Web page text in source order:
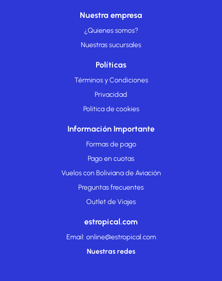
Nuestra empresa
¿Quienes somos?
Nuestras sucursales
Políticas
Términos y Condiciones
Privacidad
Politica de cookies
Información Importante
Formas de pago
Pago en cuotas
Vuelos con Boliviana de Aviación
Preguntas frecuentes
Outlet de Viajes
estropical.com
Email: online@estropical.com
Nuestras redes